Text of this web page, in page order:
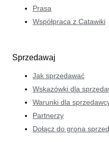
Prasa
Współpraca z Catawiki
Sprzedawaj
Jak sprzedawać
Wskazówki dla
Warunki dla
Partnerzy
Dołącz do grona